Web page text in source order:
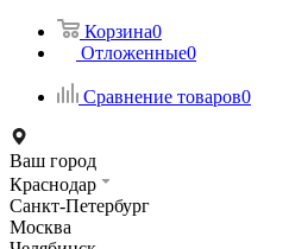
Корзина0
Отложенные0
Сравнение товаров0
Ваш город
Краснодар
Санкт-Петербург
Москва